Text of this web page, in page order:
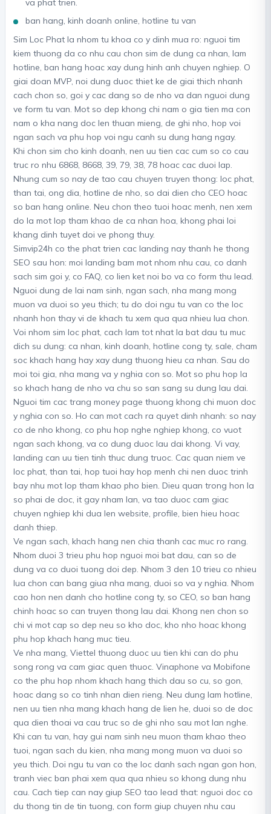
va phat trien.
ban hang, kinh doanh online, hotline tu van
Sim Loc Phat la nhom tu khoa co y dinh mua ro: nguoi tim
kiem thuong da co nhu cau chon sim de dung ca nhan, lam
hotline, ban hang hoac xay dung hinh anh chuyen nghiep. O
giai doan MVP, noi dung duoc thiet ke de giai thich nhanh
cach chon so, goi y cac dang so de nho va dan nguoi dung
ve form tu van. Mot so dep khong chi nam o gia tien ma con
nam o kha nang doc len thuan mieng, de ghi nho, hop voi
ngan sach va phu hop voi ngu canh su dung hang ngay.
Khi chon sim cho kinh doanh, nen uu tien cac cum so co cau
truc ro nhu 6868, 8668, 39, 79, 38, 78 hoac cac duoi lap.
Nhung cum so nay de tao cau chuyen truyen thong: loc phat,
than tai, ong dia, hotline de nho, so dai dien cho CEO hoac
so ban hang online. Neu chon theo tuoi hoac menh, nen xem
do la mot lop tham khao de ca nhan hoa, khong phai loi
khang dinh tuyet doi ve phong thuy.
Simvip24h co the phat trien cac landing nay thanh he thong
SEO sau hon: moi landing bam mot nhom nhu cau, co danh
sach sim goi y, co FAQ, co lien ket noi bo va co form thu lead.
Nguoi dung de lai nam sinh, ngan sach, nha mang mong
muon va duoi so yeu thich; tu do doi ngu tu van co the loc
nhanh hon thay vi de khach tu xem qua qua nhieu lua chon.
Voi nhom sim loc phat, cach lam tot nhat la bat dau tu muc
dich su dung: ca nhan, kinh doanh, hotline cong ty, sale, cham
soc khach hang hay xay dung thuong hieu ca nhan. Sau do
moi toi gia, nha mang va y nghia con so. Mot so phu hop la
so khach hang de nho va chu so san sang su dung lau dai.
Nguoi tim cac trang money page thuong khong chi muon doc
y nghia con so. Ho can mot cach ra quyet dinh nhanh: so nay
co de nho khong, co phu hop nghe nghiep khong, co vuot
ngan sach khong, va co dung duoc lau dai khong. Vi vay,
landing can uu tien tinh thuc dung truoc. Cac quan niem ve
loc phat, than tai, hop tuoi hay hop menh chi nen duoc trinh
bay nhu mot lop tham khao pho bien. Dieu quan trong hon la
so phai de doc, it gay nham lan, va tao duoc cam giac
chuyen nghiep khi dua len website, profile, bien hieu hoac
danh thiep.
Ve ngan sach, khach hang nen chia thanh cac muc ro rang.
Nhom duoi 3 trieu phu hop nguoi moi bat dau, can so de
dung va co duoi tuong doi dep. Nhom 3 den 10 trieu co nhieu
lua chon can bang giua nha mang, duoi so va y nghia. Nhom
cao hon nen danh cho hotline cong ty, so CEO, so ban hang
chinh hoac so can truyen thong lau dai. Khong nen chon so
chi vi mot cap so dep neu so kho doc, kho nho hoac khong
phu hop khach hang muc tieu.
Ve nha mang, Viettel thuong duoc uu tien khi can do phu
song rong va cam giac quen thuoc. Vinaphone va Mobifone
co the phu hop nhom khach hang thich dau so cu, so gon,
hoac dang so co tinh nhan dien rieng. Neu dung lam hotline,
nen uu tien nha mang khach hang de lien he, duoi so de doc
qua dien thoai va cau truc so de ghi nho sau mot lan nghe.
Khi can tu van, hay gui nam sinh neu muon tham khao theo
tuoi, ngan sach du kien, nha mang mong muon va duoi so
yeu thich. Doi ngu tu van co the loc danh sach ngan gon hon,
tranh viec ban phai xem qua qua nhieu so khong dung nhu
cau. Cach tiep can nay giup SEO tao lead that: nguoi doc co
du thong tin de tin tuong, con form giup chuyen nhu cau